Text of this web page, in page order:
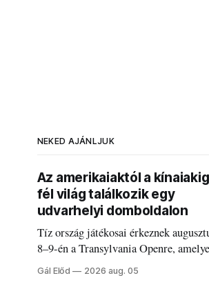
NEKED AJÁNLJUK
Az amerikaiaktól a
fél világ találkozik egy
udvarhelyi domboldalon
Tíz ország játékosai érkeznek
8–9-én a Transylvania Openre,
Románia legrégebben működő állandó
discgolfpályáján rendeznek meg.
Gál Előd 2026 aug. 05